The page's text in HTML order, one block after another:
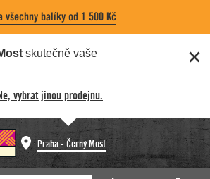
všechny balíky od 1 500 Kč
skutečně vaše
vybrat jinou prodejnu.
Praha - Černý Most